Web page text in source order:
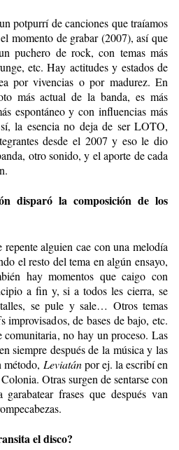
potpurrí de canciones que traíamos
momento de grabar (2007), así que
puchero de rock, con temas más
etc. Hay actitudes y estados de
por vivencias o por madurez. En
más actual de la banda, es más
espontáneo y con influencias más
la esencia no deja de ser LOTO,
desde el 2007 y eso le dio
otro sonido, y el aporte de cada
disparó la composición de los
repente alguien cae con una melodía
el resto del tema en algún ensayo,
hay momentos que caigo con
a fin y, si a todos les cierra, se
se pule y sale… Otros temas
improvisados, de bases de bajo, etc.
comunitaria, no hay un proceso. Las
siempre después de la música y las
método, Leviatánpor ej. la escribí en
Otras surgen de sentarse con
frases que después van
el disco?